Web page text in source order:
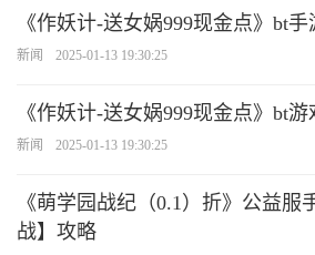
《作妖计-送女娲999现金点》bt
新闻 2025-01-13 19:30:25
《作妖计-送女娲999现金点》bt
新闻 2025-01-13 19:30:25
《萌学园战纪（0.1）折》公益服
战】攻略